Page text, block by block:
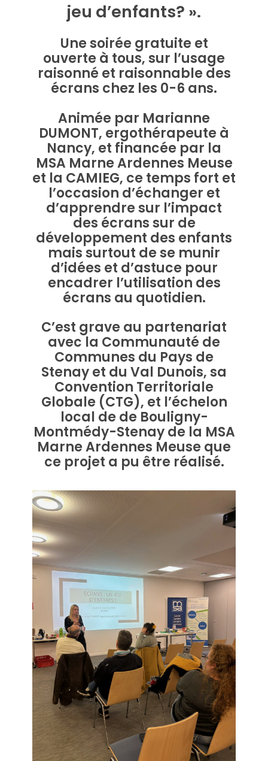
jeu d’enfants? ».
Une soirée gratuite et
ouverte à tous, sur l’usage
raisonné et raisonnable des
écrans chez les 0-6 ans.
Animée par Marianne
DUMONT, ergothérapeute à
Nancy, et financée par la
MSA Marne Ardennes Meuse
et la CAMIEG, ce temps fort et
l’occasion d’échanger et
d’apprendre sur l’impact
des écrans sur de
développement des enfants
mais surtout de se munir
d’idées et d’astuce pour
encadrer l’utilisation des
écrans au quotidien.
C’est grave au partenariat
avec la Communauté de
Communes du Pays de
Stenay et du Val Dunois, sa
Convention Territoriale
Globale (CTG), et l’échelon
local de de Bouligny-
Montmédy-Stenay de la MSA
Marne Ardennes Meuse que
ce projet a pu être réalisé.